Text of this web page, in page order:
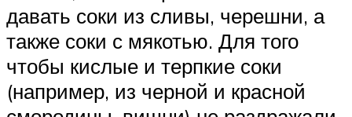
давать соки из сливы, черешни, а
также соки с мякотью. Для того
чтобы кислые и терпкие соки
(например, из черной и красной